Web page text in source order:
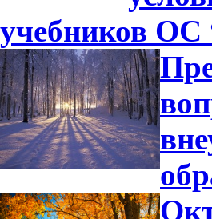
учебников